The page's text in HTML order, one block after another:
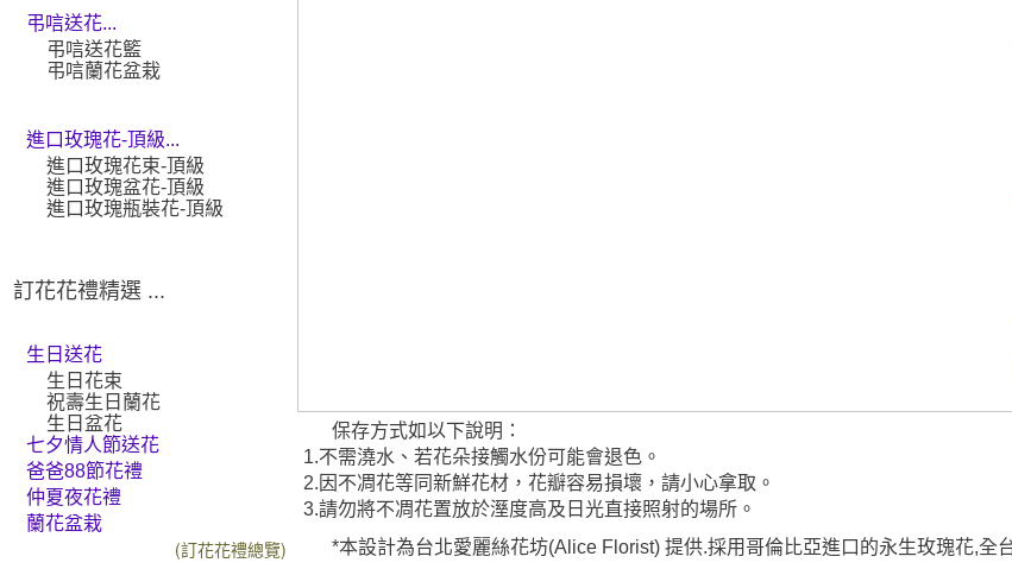
弔唁送花...
弔唁送花籃
弔唁蘭花盆栽
進口玫瑰花-頂級...
進口玫瑰花束-頂級
進口玫瑰盆花-頂級
進口玫瑰瓶裝花-頂級
訂花花禮精選 ...
生日送花
生日花束
祝壽生日蘭花
生日盆花
七夕情人節送花
爸爸88節花禮
仲夏夜花禮
蘭花盆栽
(訂花花禮總覽)
保存方式如以下說明：
1.不需澆水、若花朵接觸水份可能會退色。
2.因不凋花等同新鮮花材，花瓣容易損壞，請小心拿取。
3.請勿將不凋花置放於溼度高及日光直接照射的場所。
*本設計為台北愛麗絲花坊(Alice Florist) 提供.採用哥倫比亞進口的永生玫瑰花,全